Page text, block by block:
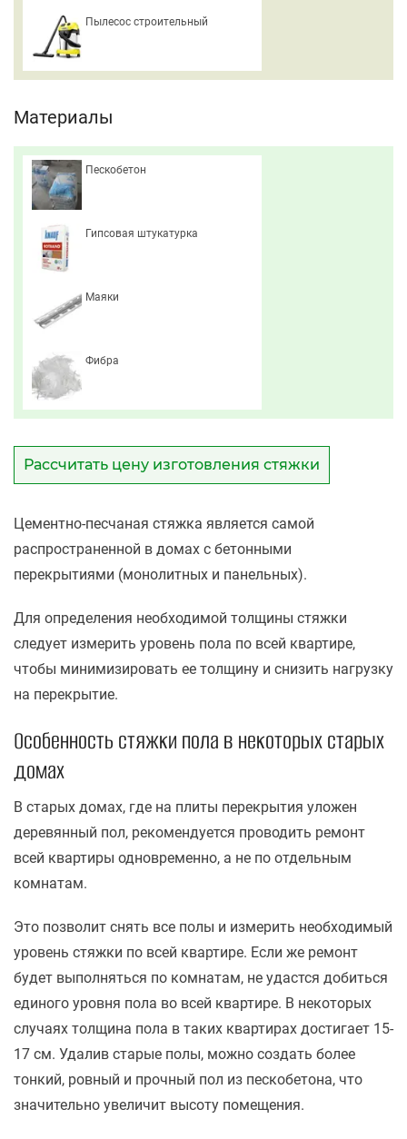
Пылесос строительный
Материалы
Пескобетон
Гипсовая штукатурка
Маяки
Фибра
Рассчитать цену изготовления стяжки
Цементно-песчаная стяжка является самой
распространенной в домах с бетонными
перекрытиями (монолитных и панельных).
Для определения необходимой толщины стяжки
следует измерить уровень пола по всей квартире,
чтобы минимизировать ее толщину и снизить нагрузку
на перекрытие.
Особенность стяжки пола в некоторых старых
домах
В старых домах, где на плиты перекрытия уложен
деревянный пол, рекомендуется проводить ремонт
всей квартиры одновременно, а не по отдельным
комнатам.
Это позволит снять все полы и измерить необходимый
уровень стяжки по всей квартире. Если же ремонт
будет выполняться по комнатам, не удастся добиться
единого уровня пола во всей квартире. В некоторых
случаях толщина пола в таких квартирах достигает 15-
17 см. Удалив старые полы, можно создать более
тонкий, ровный и прочный пол из пескобетона, что
значительно увеличит высоту помещения.